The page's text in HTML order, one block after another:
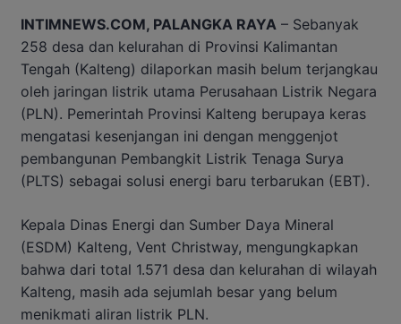
INTIMNEWS.COM, PALANGKA RAYA – Sebanyak
258 desa dan kelurahan di Provinsi Kalimantan
Tengah (Kalteng) dilaporkan masih belum terjangkau
oleh jaringan listrik utama Perusahaan Listrik Negara
(PLN). Pemerintah Provinsi Kalteng berupaya keras
mengatasi kesenjangan ini dengan menggenjot
pembangunan Pembangkit Listrik Tenaga Surya
(PLTS) sebagai solusi energi baru terbarukan (EBT).
Kepala Dinas Energi dan Sumber Daya Mineral
(ESDM) Kalteng, Vent Christway, mengungkapkan
bahwa dari total 1.571 desa dan kelurahan di wilayah
Kalteng, masih ada sejumlah besar yang belum
menikmati aliran listrik PLN.